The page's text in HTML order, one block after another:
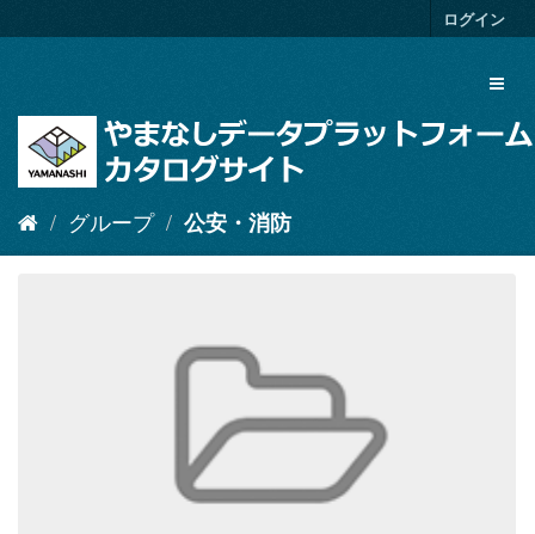
キ
ログイン
グループ 公安・消防